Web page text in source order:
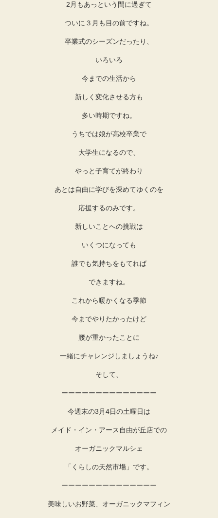
2月もあっという間に過ぎて
ついに３月も目の前ですね。
卒業式のシーズンだったり、
いろいろ
今までの生活から
新しく変化させる方も
多い時期ですね。
うちでは娘が高校卒業で
大学生になるので、
やっと子育てが終わり
あとは自由に学びを深めてゆくのを
応援するのみです。
新しいことへの挑戦は
いくつになっても
誰でも気持ちをもてれば
できますね。
これから暖かくなる季節
今までやりたかったけど
腰が重かったことに
一緒にチャレンジしましょうね♪
そして、
ーーーーーーーーーーーーーー
今週末の3月4日の土曜日は
メイド・イン・アース自由が丘店での
オーガニックマルシェ
「くらしの天然市場」です。
ーーーーーーーーーーーーーー
美味しいお野菜、オーガニックマフィン